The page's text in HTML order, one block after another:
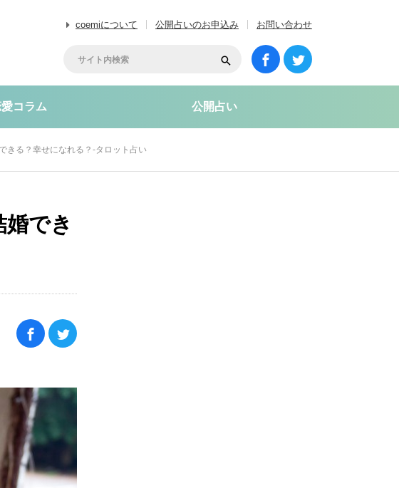
coemiについて 公開占いのお申込み お問い合わせ
コラム 公開占い
きる？幸せになれる？-タロット占い
でき